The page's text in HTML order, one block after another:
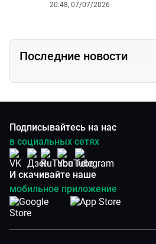
20:48, 07/07/2026
Последние новости
Подписывайтесь на нас
в социальных сетях
И скачивайте наше
мобильное приложение